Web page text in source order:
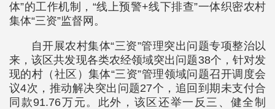
体”的工作机制，“线上预警+线下排查”一体织密农村
集体“三资”监督网。
自开展农村集体“三资”管理突出问题专项整治以
来，该区共发现各类农经领域突出问题38个，针对发
现的村（社区）集体“三资”管理领域问题召开调度会
议4次，推动解决突出问题27个，追回到期未支付合
同款91.76万元。此外，该区还举一反三、健全制